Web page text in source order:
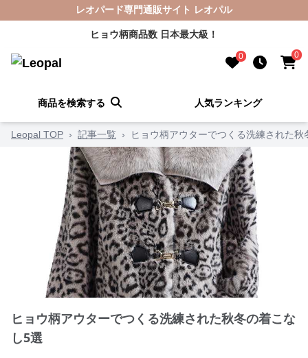
レオパード専門通販サイト レオパル
ヒョウ柄商品数 日本最大級！
0 0
商品を検索する 人気ランキング
Leopal TOP › 記事一覧 › ヒョウ柄アウターでつくる洗練された秋
ヒョウ柄アウターでつくる洗練された秋冬の着こな
し5選